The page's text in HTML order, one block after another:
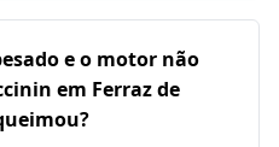
e o motor não
em Ferraz de